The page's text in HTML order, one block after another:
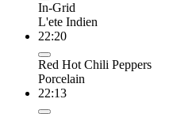
In-Grid
L'ete Indien
22:20
Red Hot Chili Peppers
Porcelain
22:13